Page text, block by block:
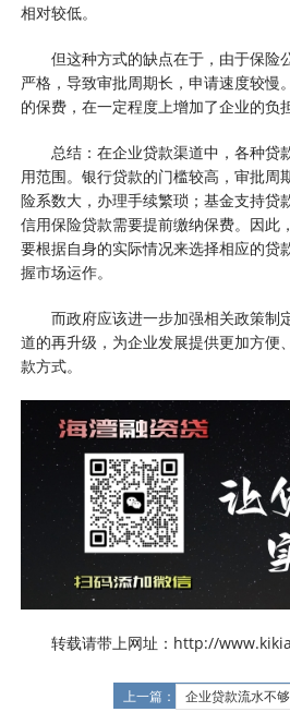
相对较低。
但这种方式的缺点在于，由于保险
严格，导致审批周期长，申请速度较慢
的保费，在一定程度上增加了企业的负担
总结：在企业贷款渠道中，各种贷
用范围。银行贷款的门槛较高，审批周
险系数大，办理手续繁琐；基金支持贷
信用保险贷款需要提前缴纳保费。因此
要根据自身的实际情况来选择相应的贷
握市场运作。
而政府应该进一步加强相关政策制
道的再升级，为企业发展提供更加方便
款方式。
转载请带上网址：http://
上一篇： 企业贷款流水不